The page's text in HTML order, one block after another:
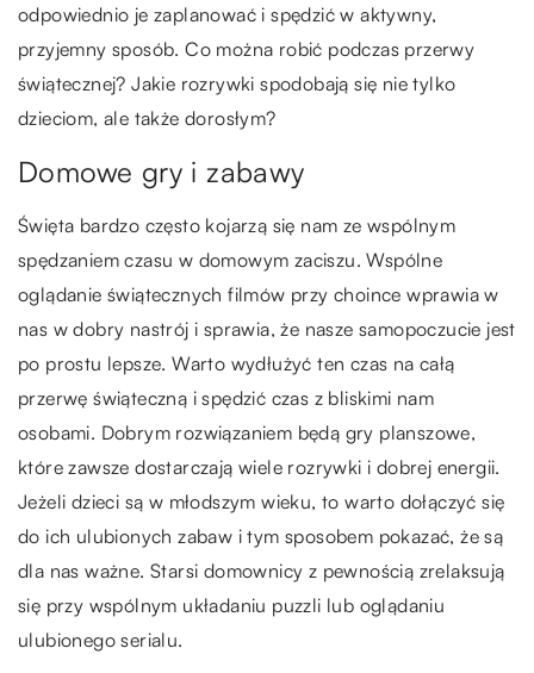
odpowiednio je zaplanować i spędzić w aktywny,
przyjemny sposób. Co można robić podczas przerwy
świątecznej? Jakie rozrywki spodobają się nie tylko
dzieciom, ale także dorosłym?
Domowe gry i zabawy
Święta bardzo często kojarzą się nam ze wspólnym
spędzaniem czasu w domowym zaciszu. Wspólne
oglądanie świątecznych filmów przy choince wprawia w
nas w dobry nastrój i sprawia, że nasze samopoczucie jest
po prostu lepsze. Warto wydłużyć ten czas na całą
przerwę świąteczną i spędzić czas z bliskimi nam
osobami. Dobrym rozwiązaniem będą gry planszowe,
które zawsze dostarczają wiele rozrywki i dobrej energii.
Jeżeli dzieci są w młodszym wieku, to warto dołączyć się
do ich ulubionych zabaw i tym sposobem pokazać, że są
dla nas ważne. Starsi domownicy z pewnością zrelaksują
się przy wspólnym układaniu puzzli lub oglądaniu
ulubionego serialu.